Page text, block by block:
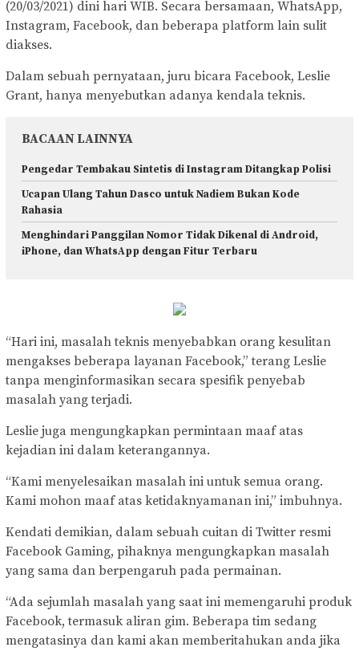
(20/03/2021) dini hari WIB. Secara bersamaan, WhatsApp,
Instagram, Facebook, dan beberapa platform lain sulit
diakses.
Dalam sebuah pernyataan, juru bicara Facebook, Leslie
Grant, hanya menyebutkan adanya kendala teknis.
BACAAN LAINNYA
Pengedar Tembakau Sintetis di Instagram Ditangkap Polisi
Ucapan Ulang Tahun Dasco untuk Nadiem Bukan Kode
Rahasia
Menghindari Panggilan Nomor Tidak Dikenal di Android,
iPhone, dan WhatsApp dengan Fitur Terbaru
“Hari ini, masalah teknis menyebabkan orang kesulitan
mengakses beberapa layanan Facebook,” terang Leslie
tanpa menginformasikan secara spesifik penyebab
masalah yang terjadi.
Leslie juga mengungkapkan permintaan maaf atas
kejadian ini dalam keterangannya.
“Kami menyelesaikan masalah ini untuk semua orang.
Kami mohon maaf atas ketidaknyamanan ini,” imbuhnya.
Kendati demikian, dalam sebuah cuitan di Twitter resmi
Facebook Gaming, pihaknya mengungkapkan masalah
yang sama dan berpengaruh pada permainan.
“Ada sejumlah masalah yang saat ini memengaruhi produk
Facebook, termasuk aliran gim. Beberapa tim sedang
mengatasinya dan kami akan memberitahukan anda jika